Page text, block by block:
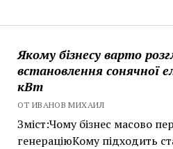
Якому бізнесу варто
встановлення сонячної
кВт
ОТ ИВАНОВ МИХАИЛ
Зміст:Чому бізнес масово
генераціюКому підходить